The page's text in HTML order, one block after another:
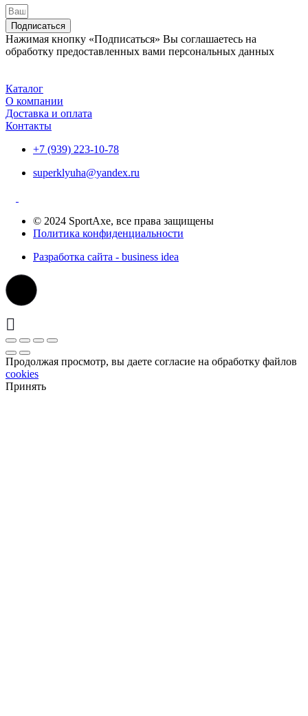
Подписаться
Нажимая кнопку «Подписаться» Вы соглашаетесь на
обработку предоставленных вами персональных данных
Каталог
О компании
Доставка и оплата
Контакты
+7 (939) 223-10-78
superklyuha@yandex.ru
© 2024 SportAxe, все права защищены
Политика конфиденциальности
Разработка сайта - business idea
Продолжая просмотр, вы даете согласие на обработку файлов
cookies
Принять